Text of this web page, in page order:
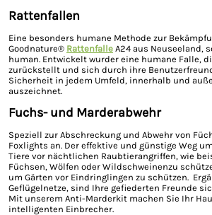
Rattenfallen
Eine besonders humane Methode zur
Goodnature® Rattenfalle A24 aus Neuseeland,
human. Entwickelt wurder eine humane Falle,
zurückstellt und sich durch ihre
Sicherheit in jedem Umfeld, innerhalb und
auszeichnet.
Fuchs- und Marderabwehr
Speziell zur Abschreckung und Abwehr von
Foxlights an. Der effektive und günstige Weg
Tiere vor nächtlichen Raubtierangriffen, wie
Füchsen, Wölfen oder Wildschweinenzu
um Gärten vor Eindringlingen zu schützen.
Geflügelnetze, sind Ihre gefiederten Freunde
Mit unserem Anti-Marderkit machen Sie Ihr
intelligenten Einbrecher.